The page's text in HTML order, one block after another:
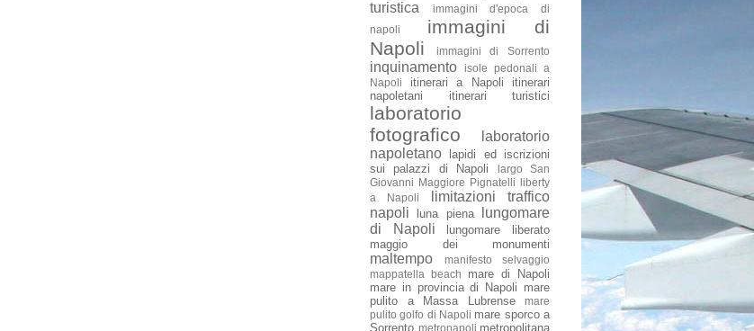
turistica
immagini d'epoca di
napoli
immagini di
Napoli
immagini di Sorrento
inquinamento
isole pedonali a
Napoli
itinerari a Napoli
itinerari
napoletani
itinerari turistici
laboratorio
fotografico
laboratorio
napoletano
lapidi ed iscrizioni
sui palazzi di Napoli
largo San
Giovanni Maggiore Pignatelli liberty
a Napoli
limitazioni traffico
napoli
luna piena
lungomare
di Napoli
lungomare liberato
maggio dei monumenti
maltempo
manifesto selvaggio
mappatella beach
mare di Napoli
mare in provincia di Napoli mare
pulito a Massa Lubrense
mare
pulito golfo di Napoli mare sporco a
Sorrento metronapoli metropolitana